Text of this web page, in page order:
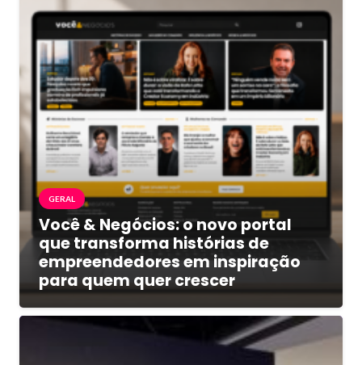
GERAL
Você & Negócios: o novo portal
que transforma histórias de
empreendedores em inspiração
para quem quer crescer